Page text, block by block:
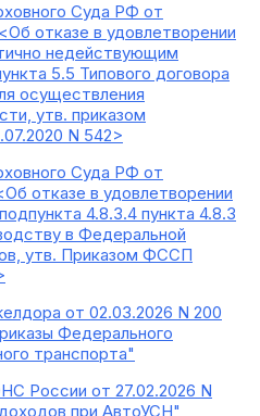
Суда РФ от
отказе в удовлетворении
недействующим
5.5 Типового договора
осуществления
утв. приказом
N 542>
Суда РФ от
отказе в удовлетворении
4.8.3.4 пункта 4.8.3
в Федеральной
утв. Приказом ФССП
от 02.03.2026 N 200
Федерального
транспорта"
России от 27.02.2026 N
при АвтоУСН"